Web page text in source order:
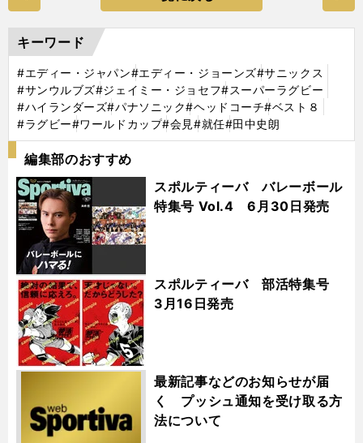
キーワード
#エディー・ジャパン#エディー・ジョーンズ#サニックス
#サンウルブズ#ジェイミー・ジョセフ#スーパーラグビー
#ハイランダーズ#パナソニック#ヘッドコーチ#ベスト８
#ラグビー#ワールドカップ#会見#就任#田中史朗
編集部のおすすめ
スポルティーバ バレーボール
特集号 Vol.4 6月30日発売
スポルティーバ 部活特集号
3月16日発売
最新記事などのお知らせが届
く プッシュ通知を受け取る方
法について